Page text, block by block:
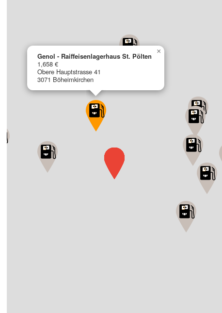
Genol - Raiffeisenlagerhaus St. Pölten
1,658 €
Obere Hauptstrasse 41
3071 Böheimkirchen
×